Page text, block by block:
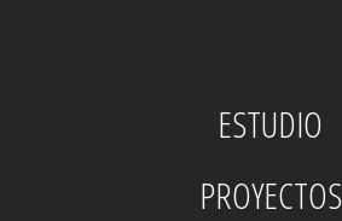
ESTUDIO
PROYECTOS